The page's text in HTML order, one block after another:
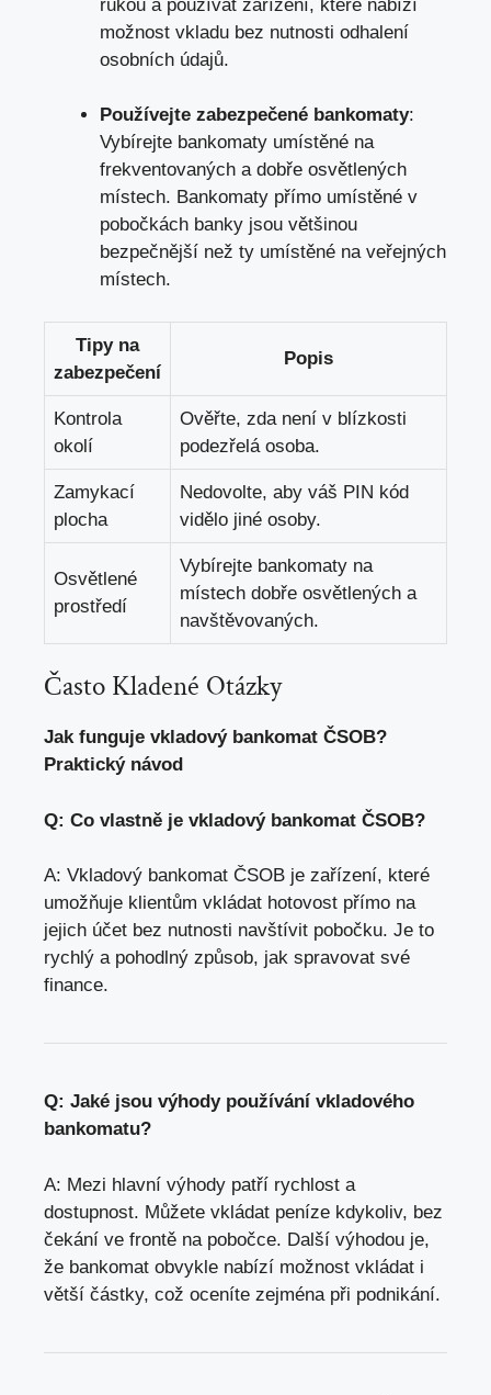
rukou a používat zařízení, které nabízí
možnost vkladu bez nutnosti odhalení
osobních údajů.
Používejte zabezpečené bankomaty:
Vybírejte bankomaty umístěné na
frekventovaných a dobře osvětlených
místech. Bankomaty přímo umístěné v
pobočkách banky jsou většinou
bezpečnější než ty umístěné na veřejných
místech.
Tipy na
zabezpečení
Popis
Kontrola
okolí
Ověřte, zda není v blízkosti
podezřelá osoba.
Zamykací
plocha
Nedovolte, aby váš PIN kód
vidělo jiné osoby.
Osvětlené
prostředí
Vybírejte bankomaty na
místech dobře osvětlených a
navštěvovaných.
Často Kladené Otázky
Jak funguje vkladový bankomat ČSOB?
Praktický návod
Q: Co vlastně je vkladový bankomat ČSOB?
A: Vkladový bankomat ČSOB je zařízení, které
umožňuje klientům vkládat hotovost přímo na
jejich účet bez nutnosti navštívit pobočku. Je to
rychlý a pohodlný způsob, jak spravovat své
finance.
Q: Jaké jsou výhody používání vkladového
bankomatu?
A: Mezi hlavní výhody patří rychlost a
dostupnost. Můžete vkládat peníze kdykoliv, bez
čekání ve frontě na pobočce. Další výhodou je,
že bankomat obvykle nabízí možnost vkládat i
větší částky, což oceníte zejména při podnikání.